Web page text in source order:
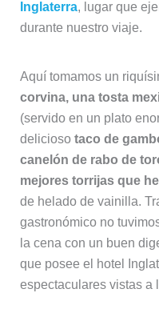
Inglaterra, lugar que
durante nuestro viaje.
Aquí tomamos un
corvina, una tosta
(servido en un plato
delicioso taco de
canelón de rabo de
mejores torrijas que
de helado de vainilla.
gastronómico no
la cena con un buen
que posee el hotel
espectaculares vistas a